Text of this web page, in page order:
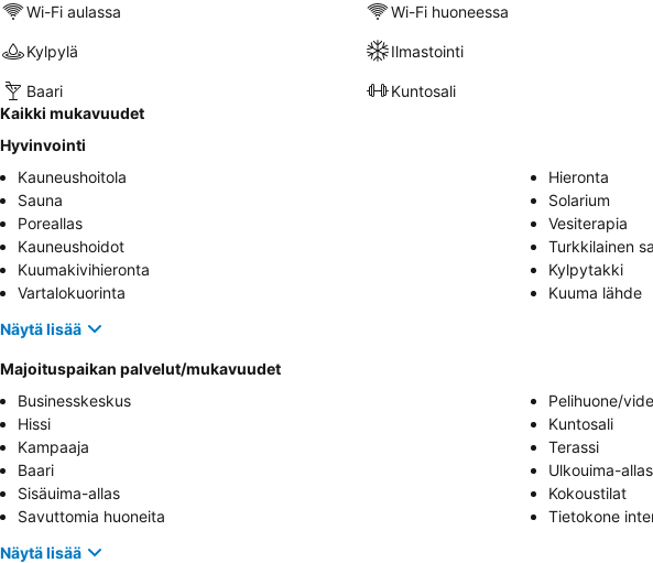
Wi-Fi aulassa Wi-Fi huoneessa
Kylpylä Ilmastointi
Baari
Kuntosali
Kaikki mukavuudet
Hyvinvointi
Kauneushoitola
Hieronta
Sauna
Solarium
Poreallas
Vesiterapia
Kauneushoidot
Turkkilainen
Kuumakivihieronta
Kylpytakki
Vartalokuorinta
Kuuma lähde
Näytä lisää
Majoituspaikan palvelut/mukavuudet
Businesskeskus
Pelihuone/
Hissi
Kuntosali
Kampaaja
Terassi
Baari
Ulkouima-allas
Sisäuima-allas
Kokoustilat
Savuttomia huoneita
Tietokone
Näytä lisää